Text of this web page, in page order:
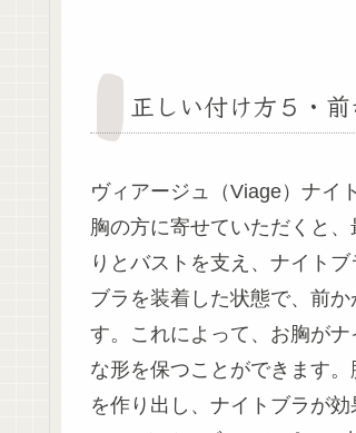
正しい付け方５・
ヴィアージュ（Viage）ナイ
胸の方に寄せていただくと
りとバストを支え、ナイト
ブラを装着した状態で、前
す。これによって、お胸が
な形を保つことができます
を作り出し、ナイトブラが